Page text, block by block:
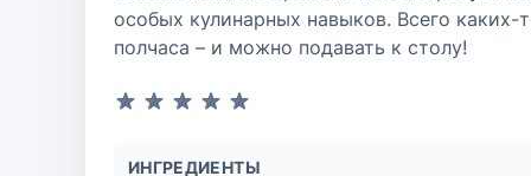
особых кулинарных навыков. Всего каких-
полчаса – и можно подавать к столу!
ИНГРЕДИЕНТЫ